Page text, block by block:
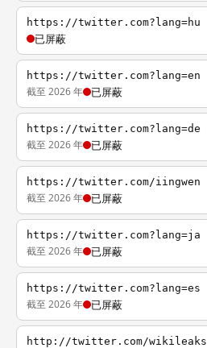
https://twitter.com?lang=hu
已屏蔽
https://twitter.com?lang=en
截至 2026 年 已屏蔽
https://twitter.com?lang=de
截至 2026 年 已屏蔽
https://twitter.com/iingwen
截至 2026 年 已屏蔽
https://twitter.com?lang=ja
截至 2026 年 已屏蔽
https://twitter.com?lang=es
截至 2026 年 已屏蔽
http://twitter.com/wikileaks